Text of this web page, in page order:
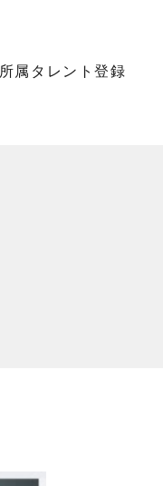
所属タレント登録